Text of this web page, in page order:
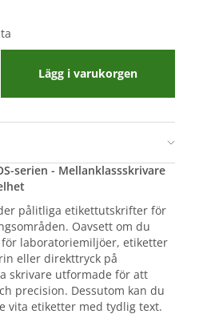
Lägg i varukorgen
serien - Mellanklassskrivare
pålitliga etikettutskrifter för
Oavsett om du
laboratoriemiljöer, etiketter
eller direkttryck på
skrivare utformade för att
precision. Dessutom kan du
vita etiketter med tydlig text.